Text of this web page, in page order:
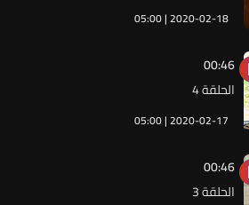
05:00 | 2020-02-18
05:00 | 2020-02-17
الحلقة 4
00:46
الحلقة 3
00:46